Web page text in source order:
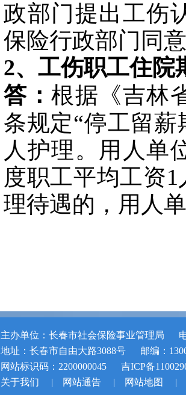
政部门提出工伤
保险行政部门同
2、工伤职工住院
答：根据《吉林
条规定“停工留
人护理。用人单
度职工平均工资
理待遇的，用人
主办单位：长春市社会保险事业管理局
地址：长春市自由大路3088号
邮编：
网站标识码：2200000045
吉ICP备
关于我们
| 网站通告 | 网站地图 |